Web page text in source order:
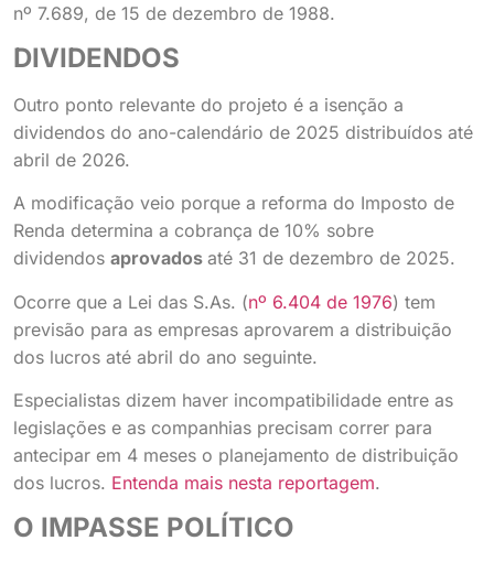
nº 7.689, de 15 de dezembro de 1988.
DIVIDENDOS
Outro ponto relevante do projeto é a isenção a
dividendos do ano-calendário de 2025 distribuídos até
abril de 2026.
A modificação veio porque a reforma do Imposto de
Renda determina a cobrança de 10% sobre
dividendos aprovados até 31 de dezembro de 2025.
Ocorre que a Lei das S.As. (nº 6.404 de 1976) tem
previsão para as empresas aprovarem a distribuição
dos lucros até abril do ano seguinte.
Especialistas dizem haver incompatibilidade entre as
legislações e as companhias precisam correr para
antecipar em 4 meses o planejamento de distribuição
dos lucros. Entenda mais nesta reportagem.
O IMPASSE POLÍTICO